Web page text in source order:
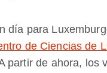
día para
de Ciencias de
partir de ahora, los